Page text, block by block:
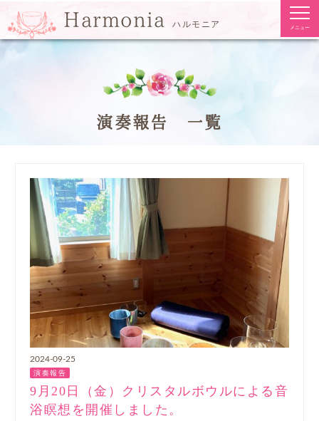
Harmonia ハルモニア メニュー
演奏報告 一覧
2024-09-25
演奏報告
9月20日（金）クリスタルボウルによる音
浴瞑想を開催しました。